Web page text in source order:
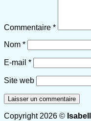
Commentaire *
Nom *
E-mail *
Site web
Copyright 2026 ©